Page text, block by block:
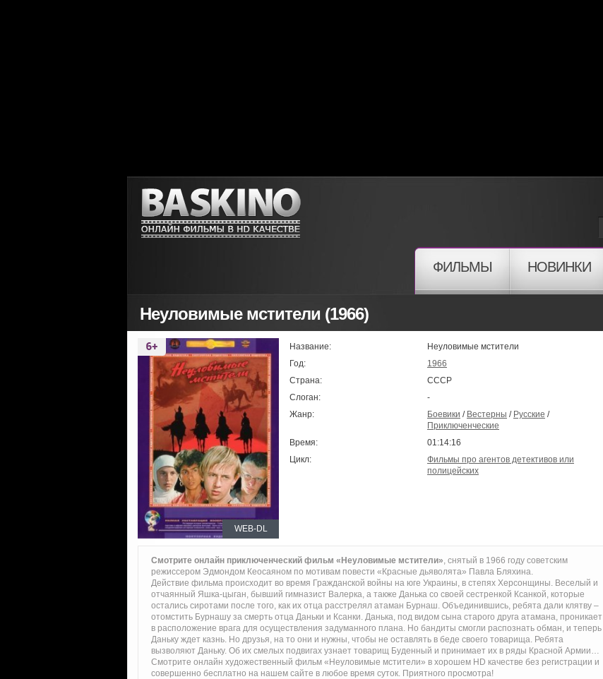
ФИЛЬМЫ НОВИНКИ
Неуловимые мстители (1966)
WEB-DL
Название:
Неуловимые мстители
Год:
1966
Страна:
СССР
Слоган:
-
Жанр:
Боевики / Вестерны / Русские /
Приключенческие
Время:
01:14:16
Цикл:
Фильмы про агентов детективов или
полицейских
Смотрите онлайн приключенческий фильм «Неуловимые мстители» , снятый в 1966 году советским
режиссером Эдмондом Кеосаяном по мотивам повести «Красные дьяволята» Павла Бляхина.
Действие фильма происходит во время Гражданской войны на юге Украины, в степях Херсонщины. Веселый и
отчаянный Яшка-цыган, бывший гимназист Валерка, а также Данька со своей сестренкой Ксанкой, которые
остались сиротами после того, как их отца расстрелял атаман Бурнаш. Объединившись, ребята дали клятву –
отомстить Бурнашу за смерть отца Даньки и Ксанки. Данька, под видом сына старого друга атамана, проникает
в расположение врага для осуществления задуманного плана. Но бандиты смогли распознать обман, и теперь
Даньку ждет казнь. Но друзья, на то они и нужны, чтобы не оставлять в беде своего товарища. Ребята
вызволяют Даньку. Об их смелых подвигах узнает товарищ Буденный и принимает их в ряды Красной Армии…
Смотрите онлайн художественный фильм «Неуловимые мстители» в хорошем HD качестве без регистрации и
совершенно бесплатно на нашем сайте в любое время суток. Приятного просмотра!